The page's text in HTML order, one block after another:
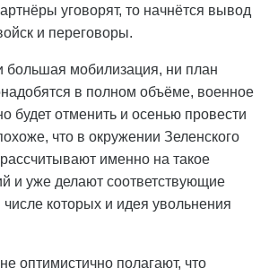
уговорят, то начнётся вывод
и переговоры.
большая мобилизация, ни план
в полном объёме, военное
будет отменить и осенью провести
что в окружении Зеленского
именно на такое
и уже делают соответствующие
которых и идея увольнения
оптимистично полагают, что